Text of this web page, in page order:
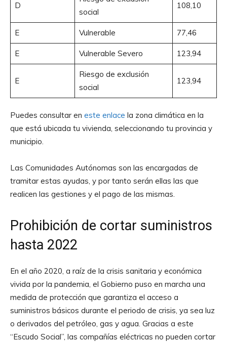
D
social
108,10
E Vulnerable 77,46
E Vulnerable Severo 123,94
E
Riesgo de exclusión
social
123,94
Puedes consultar en este enlace la zona climática en la
que está ubicada tu vivienda, seleccionando tu provincia y
municipio.
Las Comunidades Autónomas son las encargadas de
tramitar estas ayudas, y por tanto serán ellas las que
realicen las gestiones y el pago de las mismas.
Prohibición de cortar suministros
hasta 2022
En el año 2020, a raíz de la crisis sanitaria y económica
vivida por la pandemia, el Gobierno puso en marcha una
medida de protección que garantiza el acceso a
suministros básicos durante el periodo de crisis, ya sea luz
o derivados del petróleo, gas y agua. Gracias a este
“Escudo Social”, las compañías eléctricas no pueden cortar